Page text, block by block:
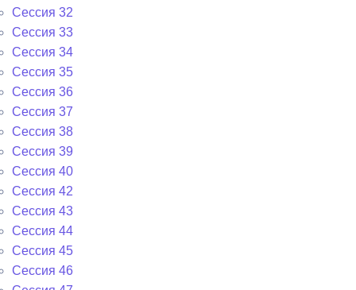
Сессия 32
Сессия 33
Сессия 34
Сессия 35
Сессия 36
Сессия 37
Сессия 38
Сессия 39
Сессия 40
Сессия 42
Сессия 43
Сессия 44
Сессия 45
Сессия 46